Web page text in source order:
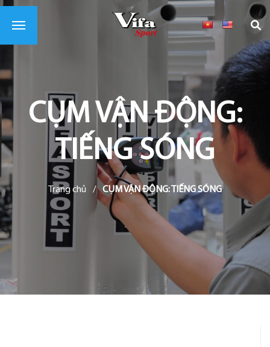
CỤM VẬN ĐỘNG:
TIẾNG SÓNG
Trang chủ / CỤM VẬN ĐỘNG: TIẾNG SÓNG